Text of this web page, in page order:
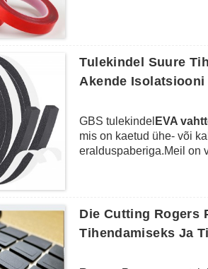
Tulekindel Suure
Akende Isolatsiooni
GBS tulekindel EVA
mis on kaetud ühe- või
eralduspaberiga.Meil on
omadus ning sellel on
akende isolatsioon,
Die Cutting Rogers
Tihendamiseks Ja